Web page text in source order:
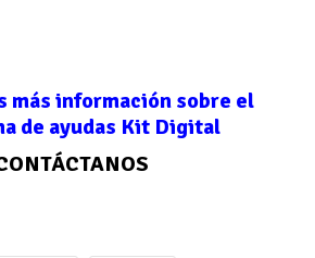
más información sobre el
de ayudas Kit Digital